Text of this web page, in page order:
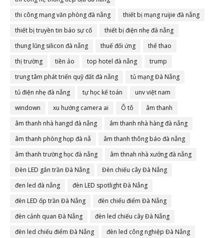
thi công mạng văn phòng đà nẵng
thiết bị mạng ruijie đà nẵng
thiết bị truyền tin báo sự cố
thiết bị điện nhẹ đà nẵng
thung lũng silicon đà nẵng
thuế đối ứng
thể thao
thị trường
tiền ảo top hotel đà nẵng
trump
trung tâm phát triển quỹ đất đà nẵng
tủ mạng Đà Nẵng
tủ điện nhẹ đà nẵng
tự học kế toán
unv việt nam
windown
xu hướng camera ai Ô tô
âm thanh
âm thanh nhà hangd đà nẵng
âm thanh nhà hàng đà nẵng
âm thanh phòng họp đà nẵ
âm thanh thông báo đà nẵng
âm thanh trường học đà nẵng
âm thnah nhà xưởng đà nẵng
Đèn LED gắn trần Đà Nẵng
Đèn chiếu cây Đà Nẵng
đen led đà nẵng
đèn LED spotlight Đà Nẵng
đèn LED ốp trần Đà Nẵng
đèn chiếu điểm Đà Nẵng
đèn cảnh quan Đà Nẵng
đèn led chiếu cây Đà Nẵng
đèn led chiếu điểm Đà Nẵng
đèn led công nghiệp Đà Nẵng